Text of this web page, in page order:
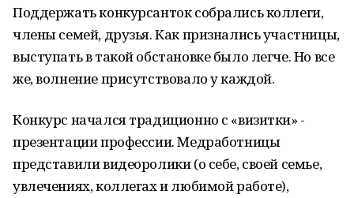
Поддержать конкурсанток собрались коллеги,
члены семей, друзья. Как признались участницы,
выступать в такой обстановке было легче. Но все
же, волнение присутствовало у каждой.
Конкурс начался традиционно с «визитки» -
презентации профессии. Медработницы
представили видеоролики (о себе, своей семье,
увлечениях, коллегах и любимой работе),